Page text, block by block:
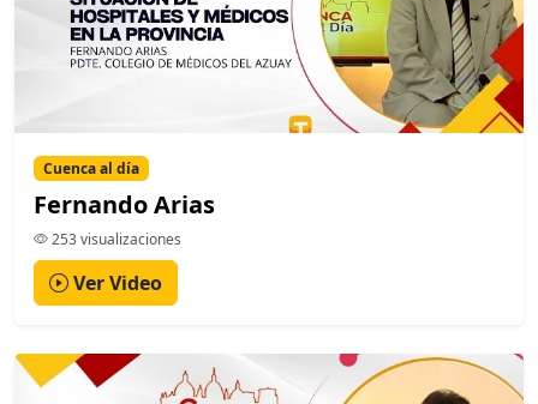
Cuenca al día
Fernando Arias
253 visualizaciones
Ver Video